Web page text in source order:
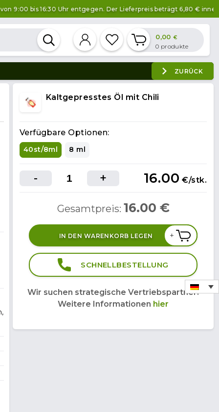
16:30 Uhr entgegen. Der Lieferpreis beträgt 6,80 € innerhalb
0,00€
0 produkte
ZURÜCK
Kaltgepresstes Öl mit Chili
Verfügbare Optionen:
40st/8ml 8 ml
- + 16.00 €/stk.
Gesamtpreis: 16.00 €
IN DEN WARENKORB LEGEN +
SCHNELLBESTELLUNG
Wir suchen strategische Vertriebspartner.
Weitere Informationen hier